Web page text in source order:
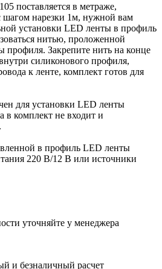
поставляется в метраже,
шагом нарезки 1м, нужной вам
установки LED ленты в профиль
нитью, проложенной
профиля. Закрепите нить на конце
силиконового профиля,
к ленте, комплект готов для
для установки LED ленты
комплект не входит и
в профиль LED ленты
220 В/12 В или источники
уточняйте у менеджера
и безналичный расчет